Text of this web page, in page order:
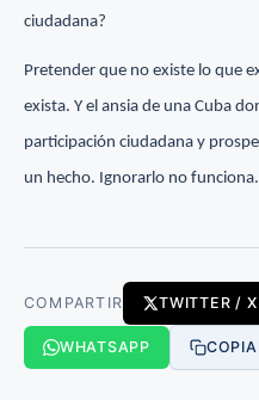
ciudadana?
Pretender que no existe lo que
exista. Y el ansia de una Cuba
participación ciudadana y
un hecho. Ignorarlo no funciona.
COMPARTIR TWITTER / X
WHATSAPP